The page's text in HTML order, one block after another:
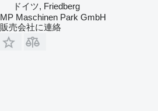
ドイツ, Friedberg
MP Maschinen Park GmbH
販売会社に連絡